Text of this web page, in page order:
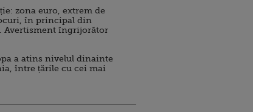
zona euro, extrem de
în principal din
Avertisment îngrijorător
a atins nivelul dinainte
între țările cu cei mai